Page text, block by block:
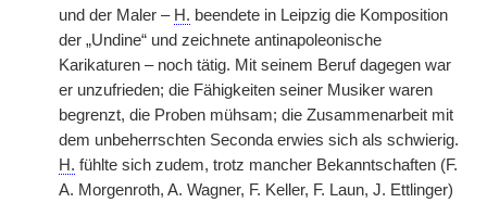
und der Maler – H. beendete in Leipzig die Komposition
der „Undine“ und zeichnete antinapoleonische
Karikaturen – noch tätig. Mit seinem Beruf dagegen war
er unzufrieden; die Fähigkeiten seiner Musiker waren
begrenzt, die Proben mühsam; die Zusammenarbeit mit
dem unbeherrschten Seconda erwies sich als schwierig.
H. fühlte sich zudem, trotz mancher Bekanntschaften (F.
A. Morgenroth, A. Wagner, F. Keller, F. Laun, J. Ettlinger)